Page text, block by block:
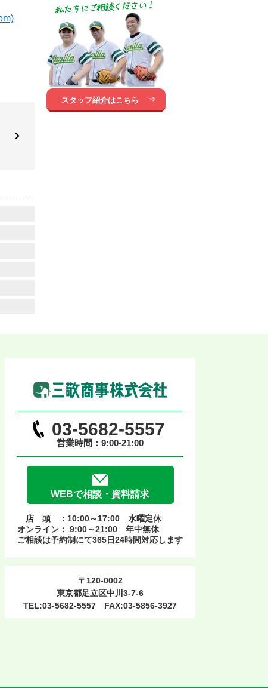
スタッフ紹介はこちら
03-5682-5557
営業時間：9:00-21:00
WEBで相談・資料請求
店 頭 ：10:00～17:00 水曜定休
オンライン： 9:00～21:00 年中無休
ご相談は予約制にて365日24時間対応します
〒120-0002
東京都足立区中川3-7-6
TEL:03-5682-5557 FAX:03-5856-3927